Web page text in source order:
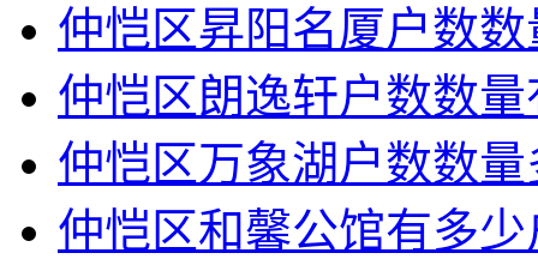
仲恺区昇阳名厦户数
仲恺区朗逸轩户数数
仲恺区万象湖户数数
仲恺区和馨公馆有多